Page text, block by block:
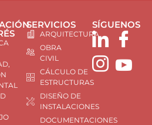
SERVICIOS
ARQUITECTURA
OBRA
CIVIL
CÁLCULO DE
ESTRUCTURAS
DISEÑO DE
INSTALACIONES
DOCUMENTACIONES
SÍGUENOS